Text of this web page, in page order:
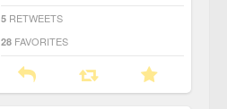
5 RETWEETS
28 FAVORITES